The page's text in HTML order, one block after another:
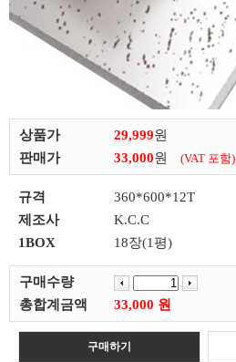
상품가 29,999원
판매가
33,000원 (VAT 포함)
규격
360*600*12T
제조사
K.C.C
1BOX
18장(1평)
구매수량
총합계금액
33,000 원
구매하기